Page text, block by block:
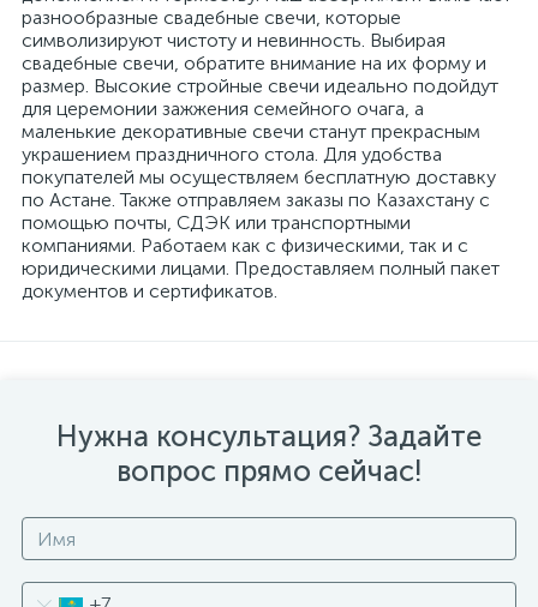
разнообразные свадебные свечи, которые
символизируют чистоту и невинность. Выбирая
свадебные свечи, обратите внимание на их форму и
размер. Высокие стройные свечи идеально подойдут
для церемонии зажжения семейного очага, а
маленькие декоративные свечи станут прекрасным
украшением праздничного стола. Для удобства
покупателей мы осуществляем бесплатную доставку
по Астане. Также отправляем заказы по Казахстану с
помощью почты, СДЭК или транспортными
компаниями. Работаем как с физическими, так и с
юридическими лицами. Предоставляем полный пакет
документов и сертификатов.
Нужна консультация? Задайте
вопрос прямо сейчас!